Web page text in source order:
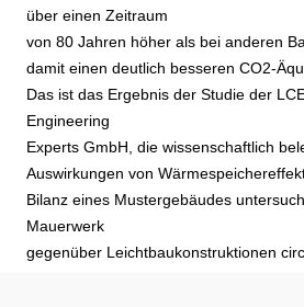
über einen Zeitraum
von 80 Jahren höher als bei anderen
damit einen deutlich besseren CO2-
Das ist das Ergebnis der Studie der
Engineering
Experts GmbH, die wissenschaftlich
Auswirkungen von
Bilanz eines Mustergebäudes
Mauerwerk
gegenüber Leichtbaukonstruktionen